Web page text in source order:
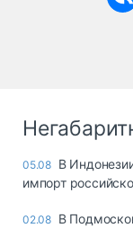
05.08 В
импорт
02.08 В